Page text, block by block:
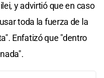
y advirtió que en caso
toda la fuerza de la
Enfatizó que "dentro